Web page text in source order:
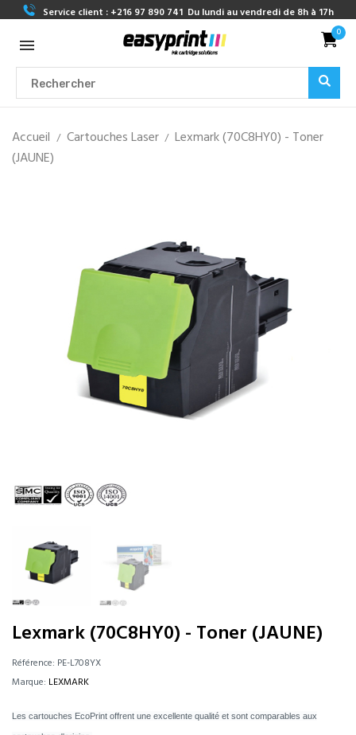
Service client : +216 97 890 741 Du lundi au vendredi de 8h à 17h
0
Accueil Cartouches Laser
Lexmark (70C8HY0) - Toner
(JAUNE)
Lexmark (70C8HY0) - Toner (JAUNE)
Référence: PE-L708YX
Marque: LEXMARK
Les cartouches EcoPrint offrent une excellente qualité et sont comparables aux